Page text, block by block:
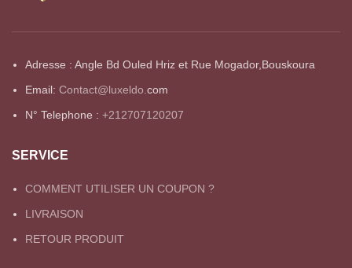
Adresse : Angle Bd Ouled Hriz et Rue Mogador,Bouskoura
Email: Contact@luxeldo.com
N° Telephone : +212707120207
SERVICE
COMMENT UTILISER UN COUPON ?
LIVRAISON
RETOUR PRODUIT